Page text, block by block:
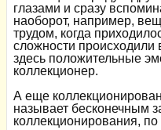
глазами и сразу
наоборот, например,
трудом, когда
сложности происходили
здесь положительные
коллекционер.
А еще
называет бесконечным
коллекционирования,